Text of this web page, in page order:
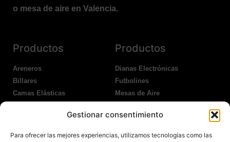
Gestionar consentimiento
Para ofrecer las mejores experiencias, utilizamos tecnologías como las
o mesa de aire en Valencia.
Productos
Areneros
Billares
Camas Elásticas
Productos
Dianas Electrónicas
Futbolines
Mesas de Aire
Ping Pong Exterior